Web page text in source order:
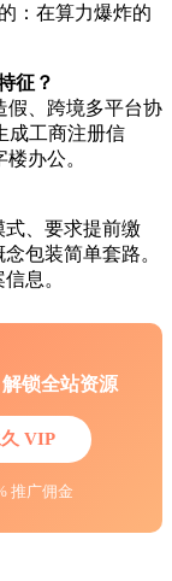
：在算力爆炸的
征？
假、跨境多平台协
成工商注册信
办公。
式、要求提前缴
包装简单套路。
息。
锁全站资源
VIP
推广佣金